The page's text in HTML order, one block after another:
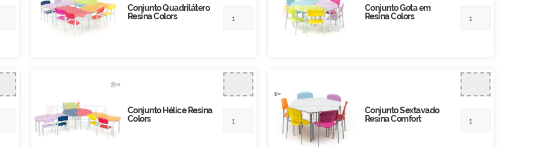
Conjunto Quadrilátero
Resina Colors
Conjunto Gota em
Resina Colors
Conjunto Hélice Resina
Colors
Conjunto Sextavado
Resina Comfort